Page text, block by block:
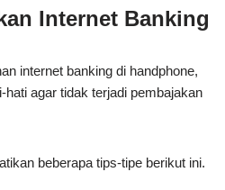
Internet Banking
internet banking di handphone,
agar tidak terjadi pembajakan
beberapa tips-tipe berikut ini.